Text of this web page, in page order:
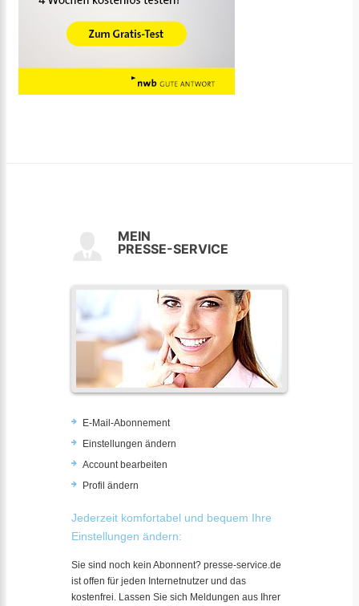
MEIN
PRESSE-SERVICE
E-Mail-Abonnement
Einstellungen ändern
Account bearbeiten
Profil ändern
Jederzeit komfortabel und bequem Ihre
Einstellungen ändern:
Sie sind noch kein Abonnent? presse-service.de
ist offen für jeden Internetnutzer und das
kostenfrei. Lassen Sie sich Meldungen aus Ihrer